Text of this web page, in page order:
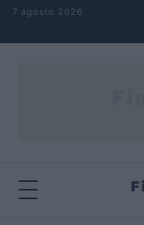
Saltar al contenido
7 agosto 2026